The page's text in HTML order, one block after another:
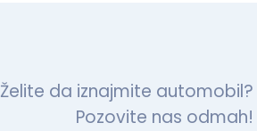
Želite da iznajmite automobil?
Pozovite nas odmah!